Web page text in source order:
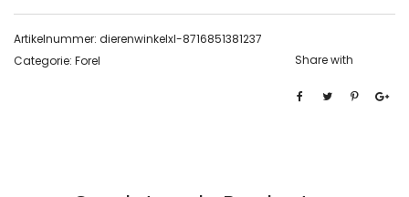
Artikelnummer: dierenwinkelxl-8716851381237
Categorie: Forel Share with